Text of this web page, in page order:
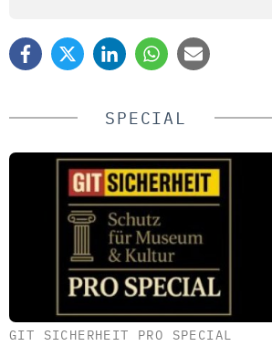
SPECIAL
GIT SICHERHEIT PRO SPECIAL
DOM SICHERHEITSTECHNIK